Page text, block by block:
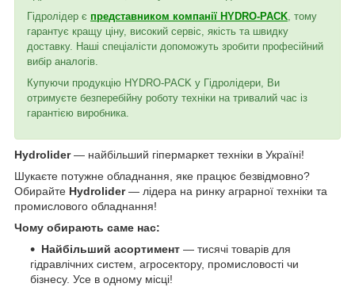
Гідролідер є представником компанії HYDRO-PACK , тому
гарантує кращу ціну, високий сервіс, якість та швидку
доставку. Наші спеціалісти допоможуть зробити професійний
вибір аналогів.
Купуючи продукцію HYDRO-PACK у Гідролідери, Ви
отримуєте безперебійну роботу техніки на тривалий час із
гарантією виробника.
Hydrolider— найбільший гіпермаркет техніки в Україні!
Шукаєте потужне обладнання, яке працює безвідмовно?
Обирайте Hydrolider— лідера на ринку аграрної техніки та
промислового обладнання!
Чому обирають саме нас:
Найбільший асортимент — тисячі товарів для
гідравлічних систем, агросектору, промисловості чи
бізнесу. Усе в одному місці!